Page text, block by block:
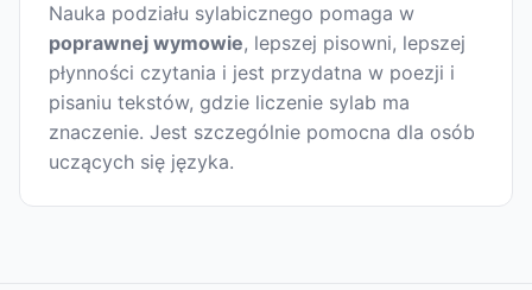
Nauka podziału sylabicznego pomaga w
poprawnej wymowie, lepszej pisowni, lepszej
płynności czytania i jest przydatna w poezji i
pisaniu tekstów, gdzie liczenie sylab ma
znaczenie. Jest szczególnie pomocna dla osób
uczących się języka.